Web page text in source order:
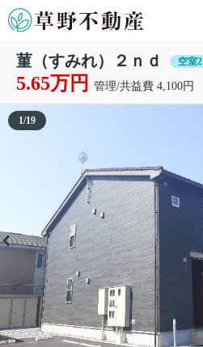
菫（すみれ）２ｎｄ 空室2
5.65万円 管理/共益費 4,100円
1/19